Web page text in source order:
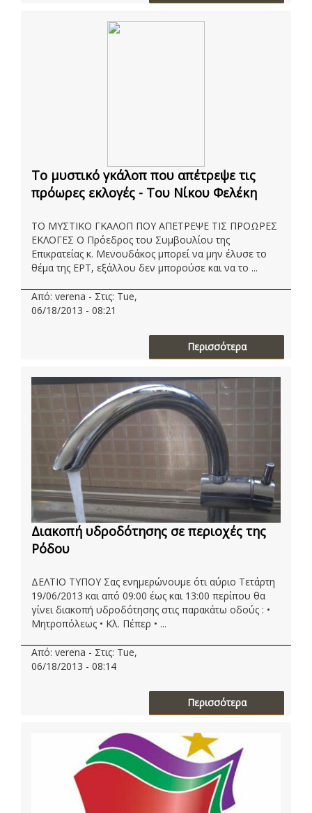
Το μυστικό γκάλοπ που απέτρεψε τις
πρόωρες εκλογές - Του Νίκου Φελέκη
ΤΟ ΜΥΣΤΙΚΟ ΓΚΑΛΟΠ ΠΟΥ ΑΠΕΤΡΕΨΕ ΤΙΣ ΠΡΟΩΡΕΣ
ΕΚΛΟΓΕΣ Ο Πρόεδρος του Συμβουλίου της
Επικρατείας κ. Μενουδάκος μπορεί να μην έλυσε το
θέμα της ΕΡΤ, εξάλλου δεν μπορούσε και να το ...
Από: verena - Στις: Tue,
06/18/2013 - 08:21
Περισσότερα
Διακοπή υδροδότησης σε περιοχές της
Ρόδου
ΔΕΛΤΙΟ ΤΥΠΟΥ Σας ενημερώνουμε ότι αύριο Τετάρτη
19/06/2013 και από 09:00 έως και 13:00 περίπου θα
γίνει διακοπή υδροδότησης στις παρακάτω οδούς : •
Μητροπόλεως • Κλ. Πέπερ • ...
Από: verena - Στις: Tue,
06/18/2013 - 08:14
Περισσότερα